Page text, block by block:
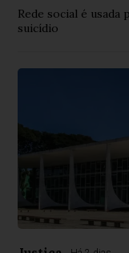
Rede social é
suicídio